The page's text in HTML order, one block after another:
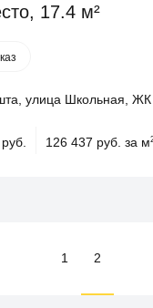
17.4 м²
улица Школьная, ЖК
руб. 126 437 руб. за м
1 2